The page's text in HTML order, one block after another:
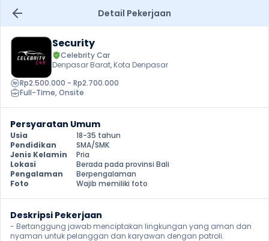
Detail Pekerjaan
Security
Celebrity Car
Denpasar Barat, Kota Denpasar
Rp2.500.000 - Rp2.700.000
Full-Time, Onsite
Persyaratan Umum
Usia
18-35 tahun
Pendidikan
SMA/SMK
Jenis Kelamin
Pria
Lokasi
Berada pada provinsi Bali
Pengalaman
Berpengalaman
Foto
Wajib memiliki foto
Deskripsi Pekerjaan
- Bertanggung jawab menciptakan lingkungan yang aman dan
nyaman untuk pelanggan dan karyawan dengan patroli.